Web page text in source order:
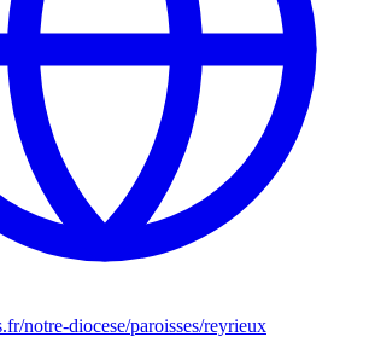
notre-diocese/paroisses/reyrieux